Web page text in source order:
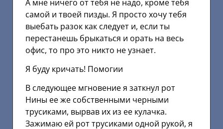
А мне ничего от тебя не надо, кроме тебя
самой и твоей пизды. Я просто хочу тебя
выебать разок как следует и, если ты
перестанешь брыкаться и орать на весь
офис, то про это никто не узнает.
Я буду кричать! Помогии
В следующее мгновение я заткнул рот
Нины ее же собственными черными
трусиками, вырвав их из ее кулачка.
Зажимаю ей рот трусиками одной рукой, я